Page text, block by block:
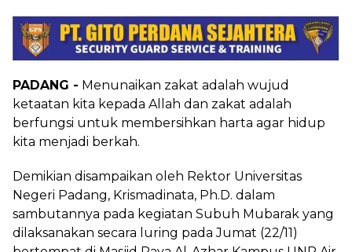
PADANG - Menunaikan zakat adalah wujud
ketaatan kita kepada Allah dan zakat adalah
berfungsi untuk membersihkan harta agar hidup
kita menjadi berkah.
Demikian disampaikan oleh Rektor Universitas
Negeri Padang, Krismadinata, Ph.D. dalam
sambutannya pada kegiatan Subuh Mubarak yang
dilaksanakan secara luring pada Jumat (22/11)